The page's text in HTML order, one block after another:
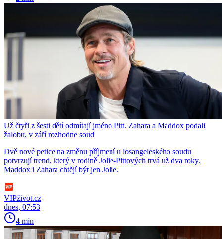
Už čtyři z šesti dětí odmítají jméno Pitt. Zahara a Maddox podali
žalobu, v září rozhodne soud
Dvě nové petice na změnu příjmení u losangeleského soudu
potvrzují trend, který v rodině Jolie-Pittových trvá už dva roky.
Maddox i Zahara chtějí být jen Jolie.
VIPživot.cz
dnes, 07:53
4 min